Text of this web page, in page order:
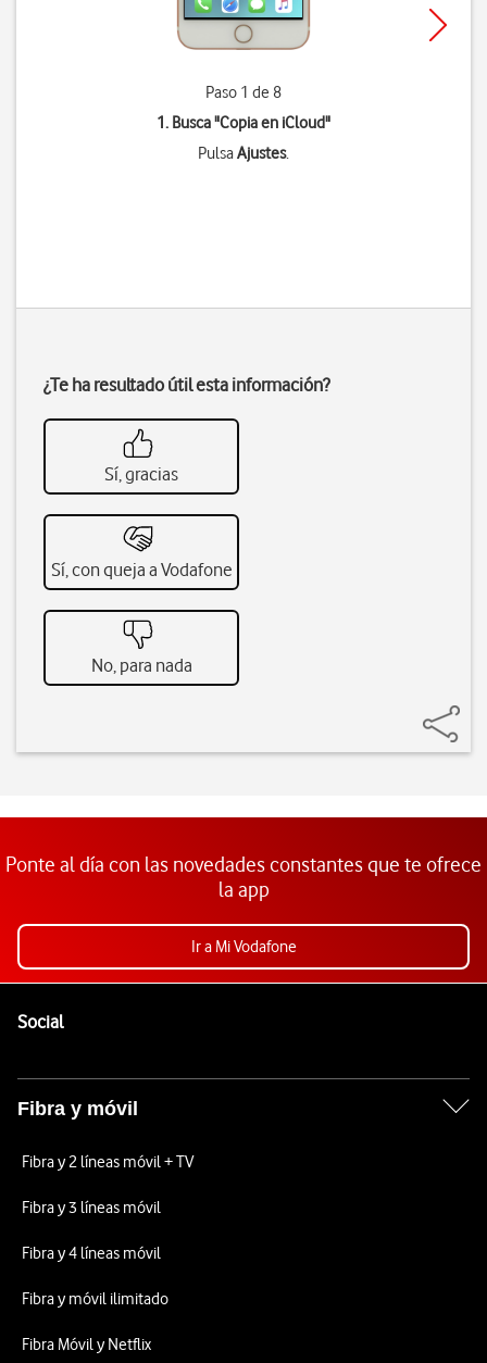
Paso 1 de 8
1. Busca "Copia en iCloud"
PulsaAjustes.
¿Te ha resultado útil esta información?
Sí, gracias
Sí, con queja a Vodafone
No, para nada
Ponte al día con las novedades constantes que te ofrece
la app
Ir a Mi Vodafone
SocialEnlaces a las redes sociales de Vodafone
Fibra y móvil
Fibra y 2 líneas móvil + TV
Fibra y 3 líneas móvil
Fibra y 4 líneas móvil
Fibra y móvil ilimitado
Fibra Móvil y Netflix